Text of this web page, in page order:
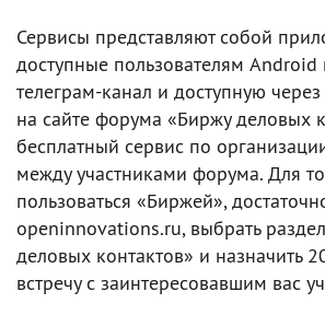
Сервисы представляют собой
доступные пользователям Android
телеграм-канал и доступную
на сайте форума «Биржу деловых
бесплатный сервис по
между участниками форума. Для
пользоваться «Биржей»,
openinnovations.ru, выбрать
деловых контактов» и назначить
встречу с заинтересовавшим вас